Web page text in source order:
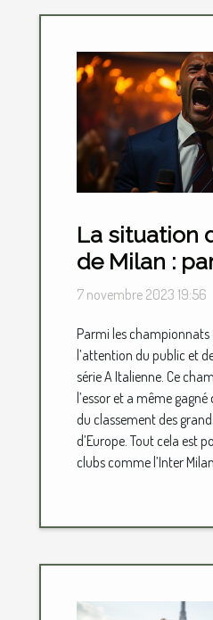
La situation
de Milan :
7 novembre 2023 19:56
Parmi les
l’attention du public et
série A Italienne. Ce
l’essor et a même
du classement des
d’Europe. Tout cela est
clubs comme l’Inter Milan